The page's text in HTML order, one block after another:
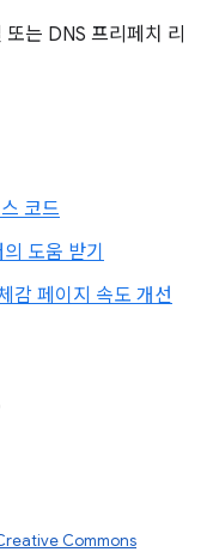
는 DNS 프리페치 리
코드
도움 받기
감 페이지 속도 개선
Commons